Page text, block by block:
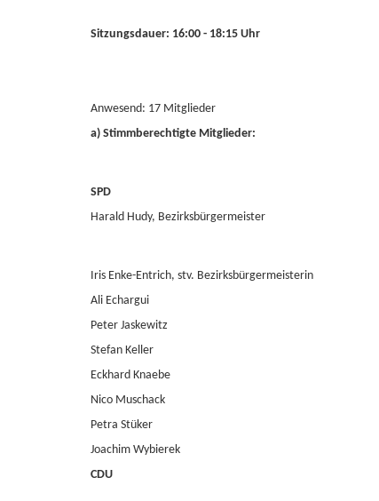
Sitzungsdauer: 16:00 - 18:15 Uhr
Anwesend: 17 Mitglieder
a) Stimmberechtigte Mitglieder:
SPD
Harald Hudy, Bezirksbürgermeister
Iris Enke-Entrich, stv. Bezirksbürgermeisterin
Ali Echargui
Peter Jaskewitz
Stefan Keller
Eckhard Knaebe
Nico Muschack
Petra Stüker
Joachim Wybierek
CDU